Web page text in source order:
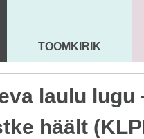
MAARJA KIRIK
TOOMKIRIK
laulu lugu
häält